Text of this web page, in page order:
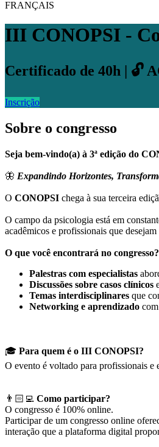
FRANÇAIS
III CONOPSI -
Certificado de 40h | 🔓
Inscrição
Sobre o congresso
Seja bem-vindo(a) à 3ª edição do
🦋 Expandindo Horizontes,
O CONOPSI chega à sua terceira
O campo da psicologia está em
acadêmicos e profissionais que
O que você encontrará no congresso?
Palestras com especialistas
Discussões sobre casos clínicos
Temas interdisciplinares que
Networking e aprendizado
🎓 Para quem é o III CONOPSI?
O evento é voltado para profissionais e
👨🏻‍💻 Como participar?
O congresso é 100% online.
Participar de um congresso online
interação que a plataforma digital